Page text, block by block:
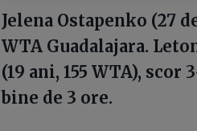
Jelena Ostapenko (27
WTA Guadalajara.
(19 ani, 155 WTA), scor
bine de 3 ore.